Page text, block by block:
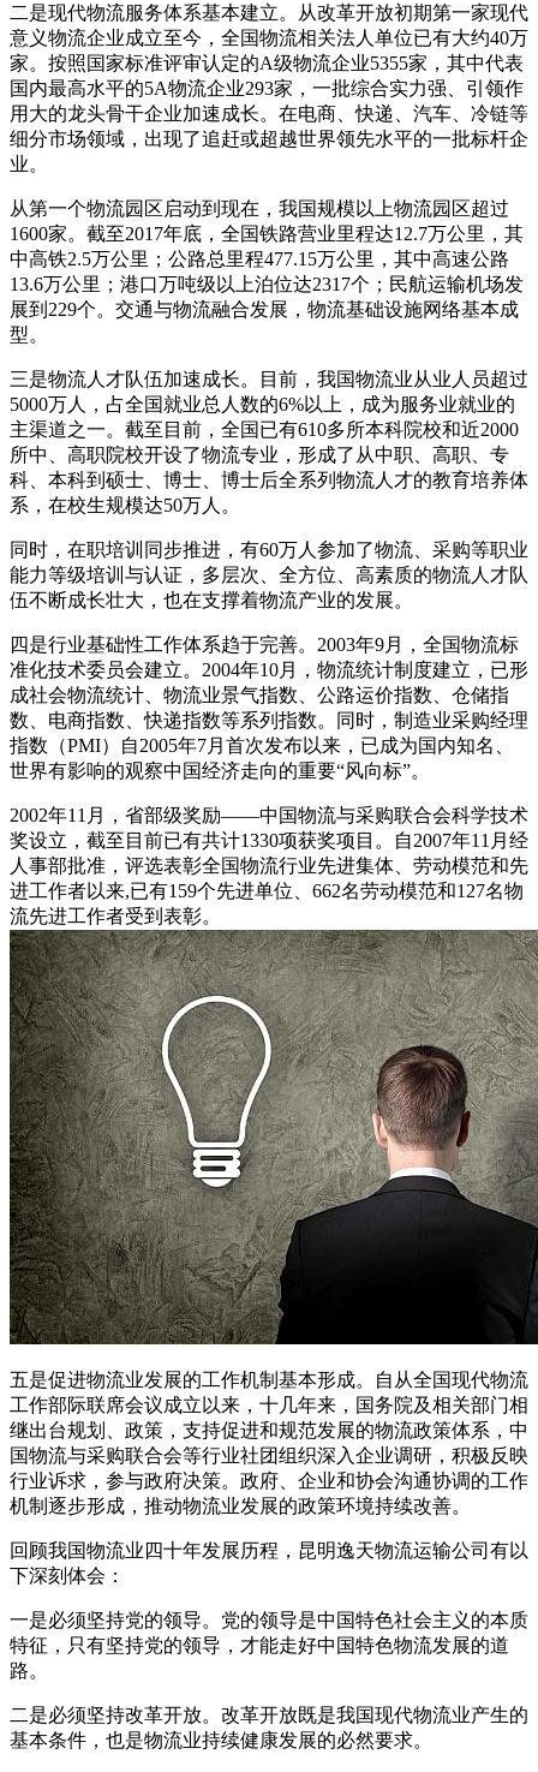
二是现代物流服务体系基本建立。从改革开放初期第一家现代
意义物流企业成立至今，全国物流相关法人单位已有大约40万
家。按照国家标准评审认定的A级物流企业5355家，其中代表
国内最高水平的5A物流企业293家，一批综合实力强、引领作
用大的龙头骨干企业加速成长。在电商、快递、汽车、冷链等
细分市场领域，出现了追赶或超越世界领先水平的一批标杆企
业。
从第一个物流园区启动到现在，我国规模以上物流园区超过
1600家。截至2017年底，全国铁路营业里程达12.7万公里，其
中高铁2.5万公里；公路总里程477.15万公里，其中高速公路
13.6万公里；港口万吨级以上泊位达2317个；民航运输机场发
展到229个。交通与物流融合发展，物流基础设施网络基本成
型。
三是物流人才队伍加速成长。目前，我国物流业从业人员超过
5000万人，占全国就业总人数的6%以上，成为服务业就业的
主渠道之一。截至目前，全国已有610多所本科院校和近2000
所中、高职院校开设了物流专业，形成了从中职、高职、专
科、本科到硕士、博士、博士后全系列物流人才的教育培养体
系，在校生规模达50万人。
同时，在职培训同步推进，有60万人参加了物流、采购等职业
能力等级培训与认证，多层次、全方位、高素质的物流人才队
伍不断成长壮大，也在支撑着物流产业的发展。
四是行业基础性工作体系趋于完善。2003年9月，全国物流标
准化技术委员会建立。2004年10月，物流统计制度建立，已形
成社会物流统计、物流业景气指数、公路运价指数、仓储指
数、电商指数、快递指数等系列指数。同时，制造业采购经理
指数（PMI）自2005年7月首次发布以来，已成为国内知名、
世界有影响的观察中国经济走向的重要“风向标”。
2002年11月，省部级奖励——中国物流与采购联合会科学技术
奖设立，截至目前已有共计1330项获奖项目。自2007年11月经
人事部批准，评选表彰全国物流行业先进集体、劳动模范和先
进工作者以来,已有159个先进单位、662名劳动模范和127名物
流先进工作者受到表彰。
五是促进物流业发展的工作机制基本形成。自从全国现代物流
工作部际联席会议成立以来，十几年来，国务院及相关部门相
继出台规划、政策，支持促进和规范发展的物流政策体系，中
国物流与采购联合会等行业社团组织深入企业调研，积极反映
行业诉求，参与政府决策。政府、企业和协会沟通协调的工作
机制逐步形成，推动物流业发展的政策环境持续改善。
回顾我国物流业四十年发展历程，昆明逸天物流运输公司有以
下深刻体会：
一是必须坚持党的领导。党的领导是中国特色社会主义的本质
特征，只有坚持党的领导，才能走好中国特色物流发展的道
路。
二是必须坚持改革开放。改革开放既是我国现代物流业产生的
基本条件，也是物流业持续健康发展的必然要求。